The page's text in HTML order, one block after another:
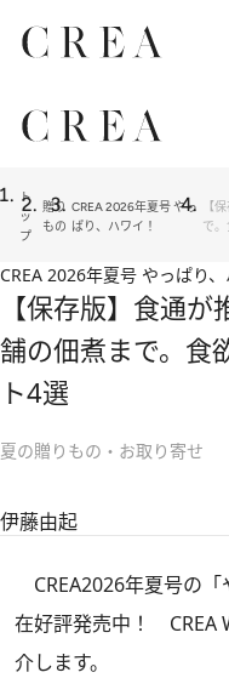
ト
ッ
プ
贈り
もの
CREA 2026年夏号 やっ
ぱり、ハワイ！
【
で
CREA 2026年夏号 やっぱり、
【保存版】食通
舗の佃煮まで。食
ト4選
夏の贈りもの・お取り寄せ
伊藤由起
CREA2026年夏号の
在好評発売中！ CREA
介します。